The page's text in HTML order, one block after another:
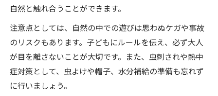
自然と触れ合うことができます。
注意点としては、自然の中での遊びは思わぬケガや事故
のリスクもあります。子どもにルールを伝え、必ず大人
が目を離さないことが大切です。また、虫刺されや熱中
症対策として、虫よけや帽子、水分補給の準備も忘れず
に行いましょう。